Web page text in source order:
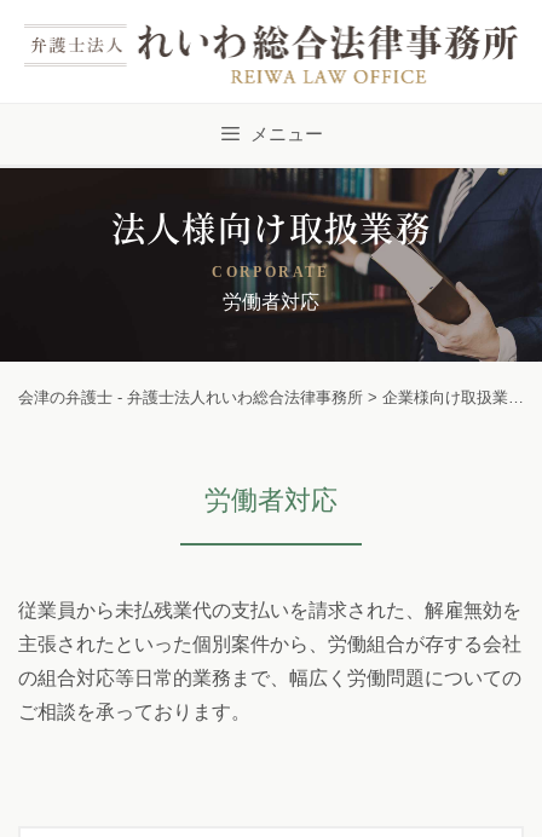
メニュー
法人様向け取扱業務
CORPORATE
労働者対応
会津の弁護士 - 弁護士法人れいわ総合法律事務所 > 企業様向け取扱業務
労働者対応
従業員から未払残業代の支払いを請求された、解雇無効を
主張されたといった個別案件から、労働組合が存する会社
の組合対応等日常的業務まで、幅広く労働問題についての
ご相談を承っております。